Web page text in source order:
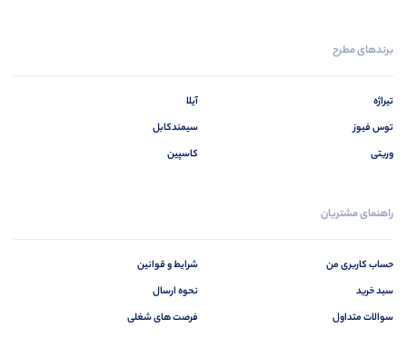
برندهای مطرح
تیراژه
توس فیوز
وریتی
آیلا
سیمندکابل
کاسپین
راهنمای مشتریان
حساب کاربری من
سبد خرید
سوالات متداول
شرایط و قوانین
نحوه ارسال
فرصت های شغلی